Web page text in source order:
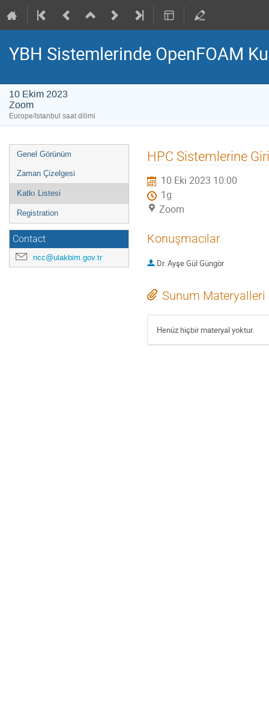
YBH Sistemlerinde OpenFOAM
10 Ekim 2023
Zoom
Europe/Istanbul saat dilimi
Event
menu
Genel Görünüm
Zaman Çizelgesi
Katkı Listesi
Registration
Contact
ncc@ulakbim.gov.tr
HPC Sistemlerine
10 Eki 2023 10:00
1g
Zoom
Konuşmacılar
Dr.Ayşe Gül Güngör
Sunum Materyalleri
Henüz hiçbir materyal yoktur.